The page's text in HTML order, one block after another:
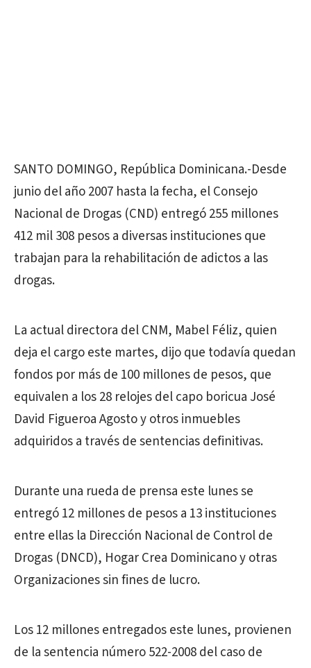
SANTO DOMINGO, República Dominicana.-Desde
junio del año 2007 hasta la fecha, el Consejo
Nacional de Drogas (CND) entregó 255 millones
412 mil 308 pesos a diversas instituciones que
trabajan para la rehabilitación de adictos a las
drogas.
La actual directora del CNM, Mabel Féliz, quien
deja el cargo este martes, dijo que todavía quedan
fondos por más de 100 millones de pesos, que
equivalen a los 28 relojes del capo boricua José
David Figueroa Agosto y otros inmuebles
adquiridos a través de sentencias definitivas.
Durante una rueda de prensa este lunes se
entregó 12 millones de pesos a 13 instituciones
entre ellas la Dirección Nacional de Control de
Drogas (DNCD), Hogar Crea Dominicano y otras
Organizaciones sin fines de lucro.
Los 12 millones entregados este lunes, provienen
de la sentencia número 522-2008 del caso de